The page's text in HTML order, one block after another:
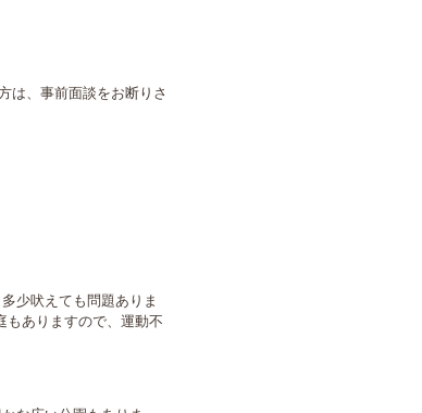
は、事前面談をお断りさ
少吠えても問題ありま
もありますので、運動不